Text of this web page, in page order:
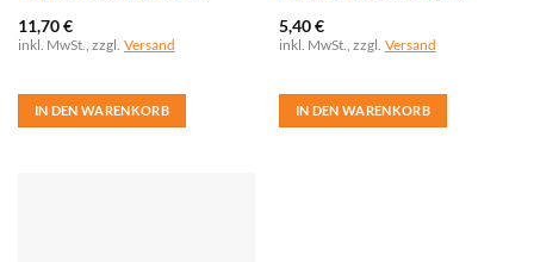
11,70€
inkl. MwSt., zzgl. Versand
IN DEN WARENKORB
5,40€
inkl. MwSt., zzgl. Versand
IN DEN WARENKORB